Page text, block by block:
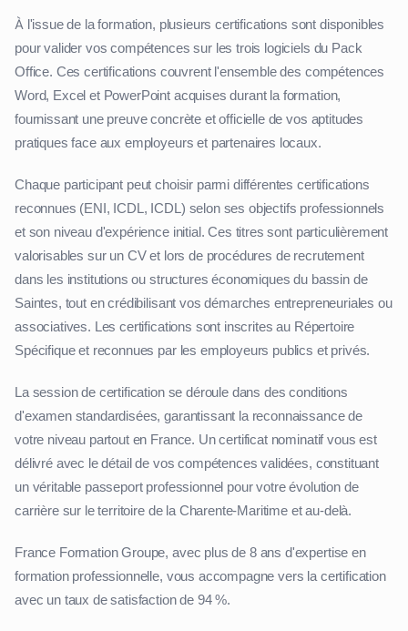
À l'issue de la formation, plusieurs certifications sont disponibles
pour valider vos compétences sur les trois logiciels du Pack
Office. Ces certifications couvrent l'ensemble des compétences
Word, Excel et PowerPoint acquises durant la formation,
fournissant une preuve concrète et officielle de vos aptitudes
pratiques face aux employeurs et partenaires locaux.
Chaque participant peut choisir parmi différentes certifications
reconnues (ENI, ICDL, ICDL) selon ses objectifs professionnels
et son niveau d'expérience initial. Ces titres sont particulièrement
valorisables sur un CV et lors de procédures de recrutement
dans les institutions ou structures économiques du bassin de
Saintes, tout en crédibilisant vos démarches entrepreneuriales ou
associatives. Les certifications sont inscrites au Répertoire
Spécifique et reconnues par les employeurs publics et privés.
La session de certification se déroule dans des conditions
d'examen standardisées, garantissant la reconnaissance de
votre niveau partout en France. Un certificat nominatif vous est
délivré avec le détail de vos compétences validées, constituant
un véritable passeport professionnel pour votre évolution de
carrière sur le territoire de la Charente-Maritime et au-delà.
France Formation Groupe, avec plus de 8 ans d'expertise en
formation professionnelle, vous accompagne vers la certification
avec un taux de satisfaction de 94 %.